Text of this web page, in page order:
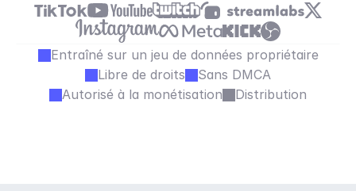
Entraîné sur un jeu de données propriétaire
Libre de droits
Sans DMCA
Autorisé à la monétisation
Distribution